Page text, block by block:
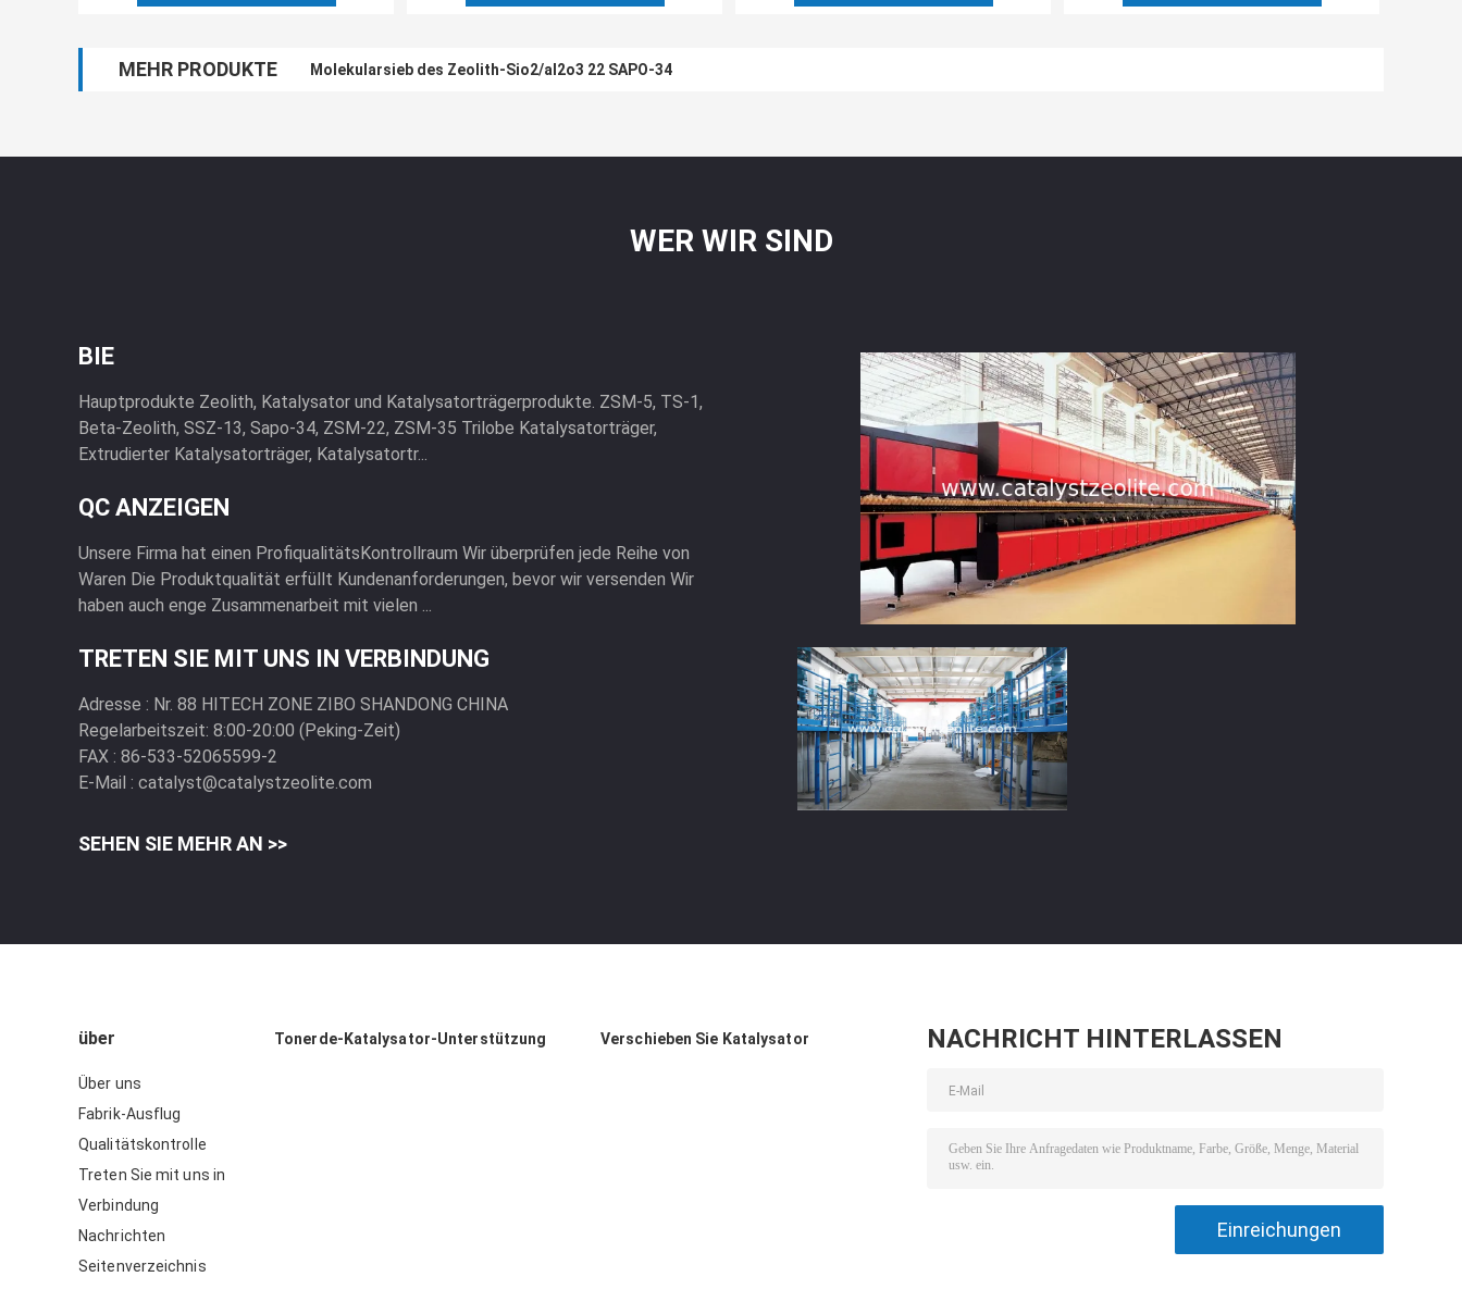
MEHR PRODUKTE Molekularsieb des Zeolith-Sio2/al2o3 22 SAPO-34
WER WIR SIND
BIE
Hauptprodukte Zeolith, Katalysator und Katalysatorträgerprodukte. ZSM-5, TS-1,
Beta-Zeolith, SSZ-13, Sapo-34, ZSM-22, ZSM-35 Trilobe Katalysatorträger,
Extrudierter Katalysatorträger, Katalysatortr...
QC ANZEIGEN
Unsere Firma hat einen ProfiqualitätsKontrollraum Wir überprüfen jede Reihe von
Waren Die Produktqualität erfüllt Kundenanforderungen, bevor wir versenden Wir
haben auch enge Zusammenarbeit mit vielen ...
TRETEN SIE MIT UNS IN VERBINDUNG
Adresse : Nr. 88 HITECH ZONE ZIBO SHANDONG CHINA
Regelarbeitszeit: 8:00-20:00 (Peking-Zeit)
FAX : 86-533-52065599-2
E-Mail : catalyst@catalystzeolite.com
SEHEN SIE MEHR AN >>
über
Über uns
Fabrik-Ausflug
Qualitätskontrolle
Treten Sie mit uns in
Verbindung
Nachrichten
Seitenverzeichnis
Tonerde-Katalysator-Unterstützung Verschieben Sie Katalysator NACHRICHT HINTERLASSEN